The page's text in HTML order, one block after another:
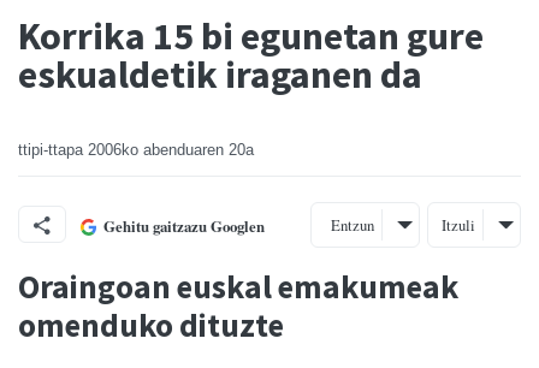
Korrika 15 bi egunetan gure
eskualdetik iraganen da
ttipi-ttapa 2006ko abenduaren 20a
Gehitu gaitzazu Googlen Entzun Itzuli
Oraingoan euskal emakumeak
omenduko dituzte